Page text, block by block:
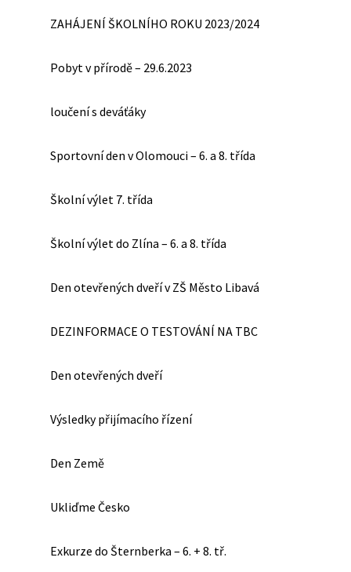
ZAHÁJENÍ ŠKOLNÍHO ROKU 2023/2024
Pobyt v přírodě – 29.6.2023
loučení s deváťáky
Sportovní den v Olomouci – 6. a 8. třída
Školní výlet 7. třída
Školní výlet do Zlína – 6. a 8. třída
Den otevřených dveří v ZŠ Město Libavá
DEZINFORMACE O TESTOVÁNÍ NA TBC
Den otevřených dveří
Výsledky přijímacího řízení
Den Země
Ukliďme Česko
Exkurze do Šternberka – 6. + 8. tř.